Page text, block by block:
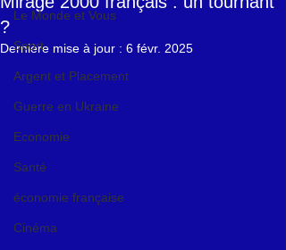
Le Monde et Vous
Sport
Argent et Placement
Guerre en Ukraine
Economie
Santé
économie française
Cinéma
?
Dernière mise à jour : 6 févr. 2025